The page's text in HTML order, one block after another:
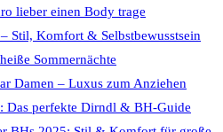
lieber einen Body trage
Stil, Komfort & Selbstbewusstsein
Sommernächte
Damen – Luxus zum Anziehen
Das perfekte Dirndl & BH-Guide